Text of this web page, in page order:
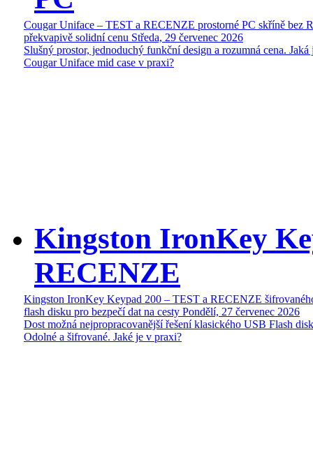
Cougar Uniface – TEST a RECENZE prostorné PC skříně bez
překvapivě solidní cenu Středa, 29 červenec 2026
Slušný prostor, jednoduchý funkční design a rozumná cena. Jaká
Cougar Uniface mid case v praxi?
Kingston IronKey
RECENZE
Kingston IronKey Keypad 200 – TEST a RECENZE
flash disku pro bezpečí dat na cesty Pondělí, 27 červenec 2026
Dost možná nejpropracovanější řešení klasického USB Flash
Odolné a šifrované. Jaké je v praxi?